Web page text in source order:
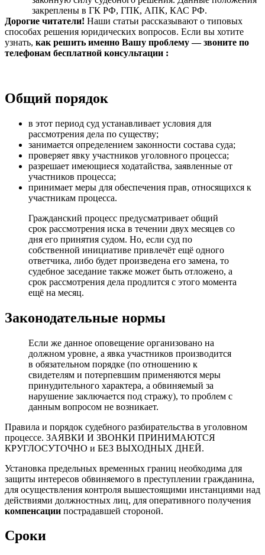
закреплены в ГК РФ, ГПК, АПК, КАС РФ.
Дорогие читатели! Наши статьи рассказывают о типовых
способах решения юридических вопросов. Если вы хотите
узнать, как решить именно Вашу проблему — звоните по
телефонам бесплатной консультации :
Общий порядок
в этот период суд устанавливает условия для
рассмотрения дела по существу;
занимается определением законности состава суда;
проверяет явку участников уголовного процесса;
разрешает имеющиеся ходатайства, заявленные от
участников процесса;
принимает меры для обеспечения прав, относящихся к
участникам процесса.
Гражданский процесс предусматривает общий
срок рассмотрения иска в течении двух месяцев со
дня его принятия судом. Но, если суд по
собственной инициативе привлечёт ещё одного
ответчика, либо будет произведена его замена, то
судебное заседание также может быть отложено, а
срок рассмотрения дела продлится с этого момента
ещё на месяц.
Законодательные нормы
Если же данное оповещение организовано на
должном уровне, а явка участников производится
в обязательном порядке (по отношению к
свидетелям и потерпевшим применяются меры
принудительного характера, а обвиняемый за
нарушение заключается под стражу), то проблем с
данным вопросом не возникает.
Правила и порядок судебного разбирательства в уголовном
процессе. ЗАЯВКИ И ЗВОНКИ ПРИНИМАЮТСЯ
КРУГЛОСУТОЧНО и БЕЗ ВЫХОДНЫХ ДНЕЙ.
Установка предельных временных границ необходима для
защиты интересов обвиняемого в преступлении гражданина,
для осуществления контроля вышестоящими инстанциями над
действиями должностных лиц, для оперативного получения
компенсации пострадавшей стороной.
Сроки